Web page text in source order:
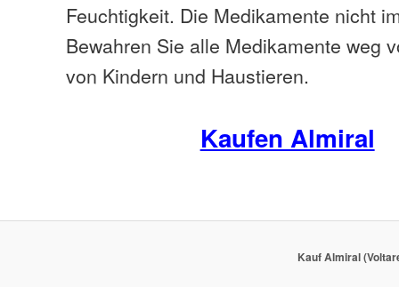
Feuchtigkeit. Die Medikamente nicht
Bewahren Sie alle Medikamente weg
von Kindern und Haustieren.
Kaufen Almiral
Kauf Almiral